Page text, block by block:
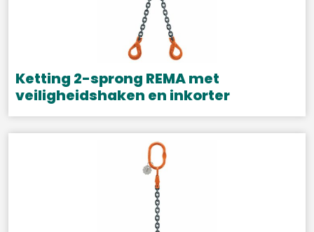
Ketting 2-sprong REMA met
veiligheidshaken en inkorter
Dit
product